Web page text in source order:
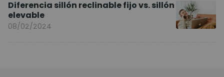
Diferencia sillón reclinable fijo vs. sillón
elevable
08/02/2024